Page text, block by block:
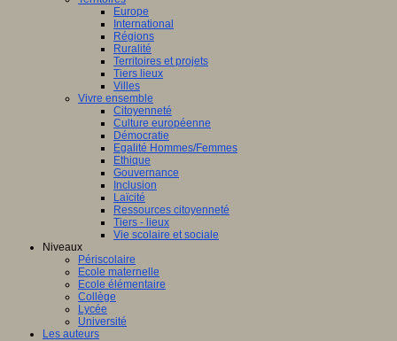
Europe
International
Régions
Ruralité
Territoires et projets
Tiers lieux
Villes
Vivre ensemble
Citoyenneté
Culture européenne
Démocratie
Egalité Hommes/Femmes
Ethique
Gouvernance
Inclusion
Laïcité
Ressources citoyenneté
Tiers - lieux
Vie scolaire et sociale
Niveaux
Périscolaire
Ecole maternelle
Ecole élémentaire
Collège
Lycée
Université
Les auteurs